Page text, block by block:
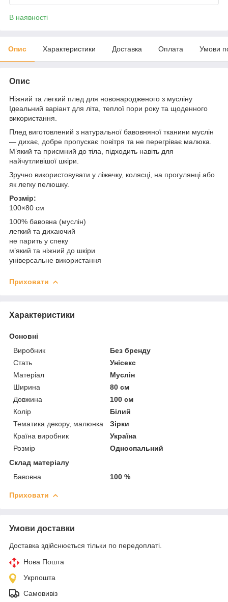
В наявності
Опис Характеристики Доставка Оплата Умови
Опис
Ніжний та легкий плед для новонародженого з мусліну
Ідеальний варіант для літа, теплої пори року та щоденного
використання.
Плед виготовлений з натуральної бавовняної тканини муслін
— дихає, добре пропускає повітря та не перегріває малюка.
М’який та приємний до тіла, підходить навіть для
найчутливішої шкіри.
Зручно використовувати у ліжечку, колясці, на прогулянці або
як легку пелюшку.
Розмір:
100×80 см
100% бавовна (муслін)
легкий та дихаючий
не парить у спеку
м’який та ніжний до шкіри
універсальне використання
Приховати
Характеристики
Основні
Виробник
Без бренду
Стать
Унісекс
Матеріал
Муслін
Ширина
80 см
Довжина
100 см
Колір
Білий
Тематика декору, малюнка
Зірки
Країна виробник
Україна
Розмір
Односпальний
Склад матеріалу
Бавовна
100 %
Приховати
Умови доставки
Доставка здійснюється тільки по передоплаті.
Нова Пошта
Укрпошта
Самовивіз